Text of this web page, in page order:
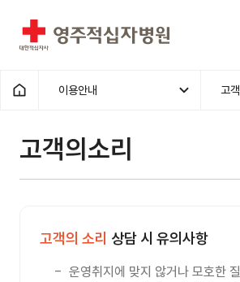
영주적십자병원
홈으로
이용안내 고
고객의소리
고객의 소리 상담 시 유의사항
운영취지에 맞지 않거나 모호한